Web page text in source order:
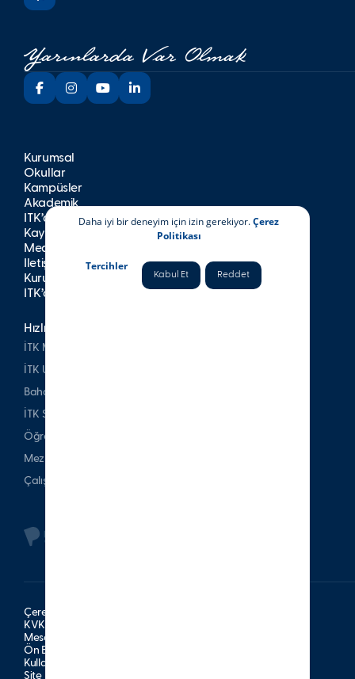
Kurumsal
Okullar
Kampüsler
Akademik
İTK’da Yaşam
Kayıt
Medya
İletişim
Kurumsal Yayınlar
İTK’da Kariyer
Hızlı Erişim
İTK Mezunları Derneği
İTK Uşakizade Köşkü
Bahattin Tatış Websitesi
İTK Spor Kulubü
Öğrenci & Veli
Mezun
Çalışan
Çerez Politikası
KVKK Aydınlatma Metni
Mesafeli Satış Sözleşmesi
Ön Bilgilendirme Formu
Kullanım Şartları
Site Haritası
Daha iyi bir deneyim için izin gerekiyor.Çerez
Politikası
Tercihler
Kabul Et Reddet